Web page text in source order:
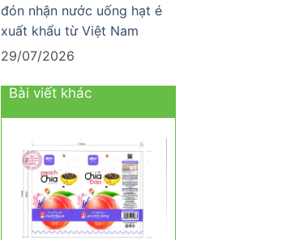
đón nhận nước uống hạt é
xuất khẩu từ Việt Nam
29/07/2026
Bài viết khác